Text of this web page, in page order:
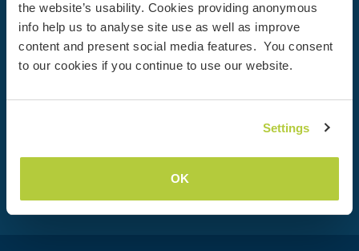
the website’s usability. Cookies providing anonymous
info help us to analyse site use as well as improve
content and present social media features. You consent
to our cookies if you continue to use our website.
Settings
OK
Dein nächstes Abenteuer beginnt
heute
Werde heute Mitglied der Workaway-Community und
Registrieren